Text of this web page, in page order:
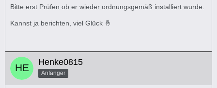
Bitte erst Prüfen ob er wieder ordnungsgemäß installiert wurde.
Kannst ja berichten, viel Glück 🤞
Henke0815
Anfänger